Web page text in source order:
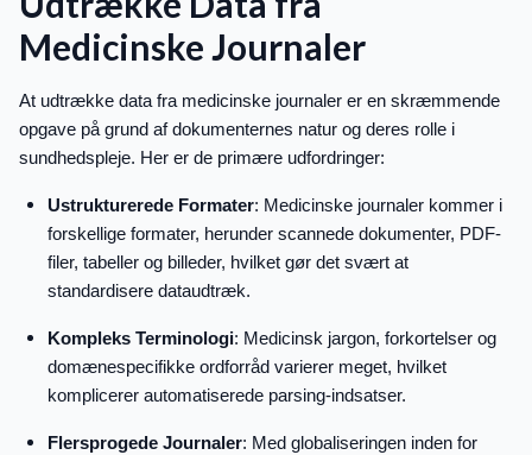
Medicinske Journaler
At udtrække data fra medicinske journaler er en skræmmende
opgave på grund af dokumenternes natur og deres rolle i
sundhedspleje. Her er de primære udfordringer:
Ustrukturerede Formater: Medicinske journaler kommer i
forskellige formater, herunder scannede dokumenter, PDF-
filer, tabeller og billeder, hvilket gør det svært at
standardisere dataudtræk.
Kompleks Terminologi: Medicinsk jargon, forkortelser og
domænespecifikke ordforråd varierer meget, hvilket
komplicerer automatiserede parsing-indsatser.
Flersprogede Journaler: Med globaliseringen inden for